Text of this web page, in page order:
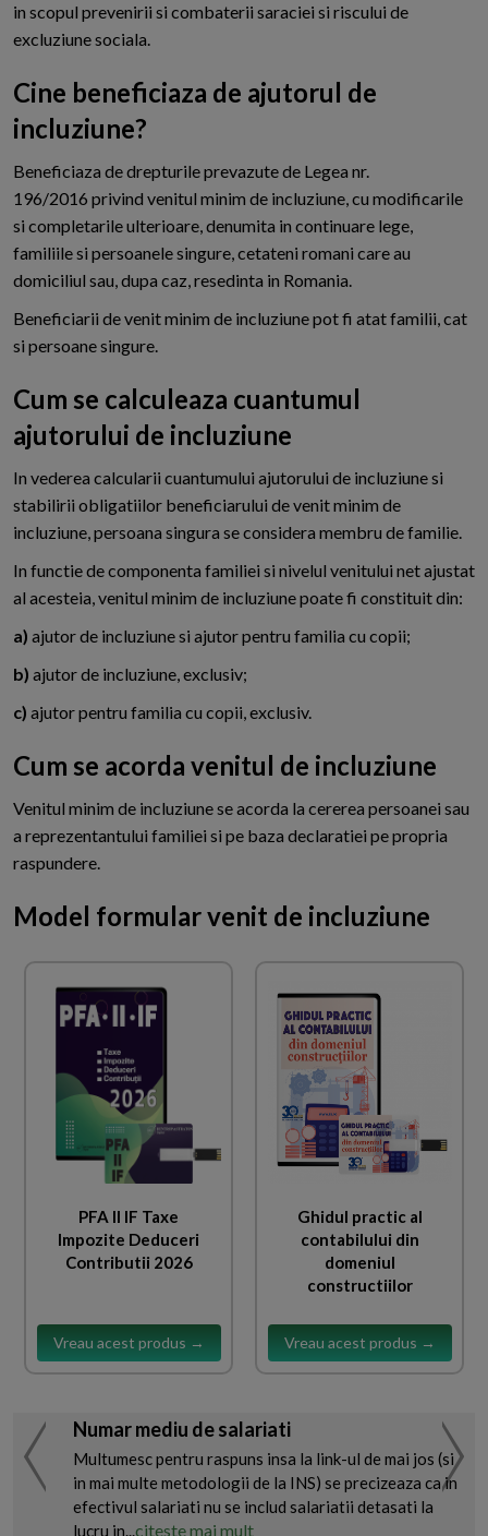
in scopul prevenirii si combaterii saraciei si riscului de
excluziune sociala.
Cine beneficiaza de ajutorul de
incluziune?
Beneficiaza de drepturile prevazute de Legea nr.
196/2016 privind venitul minim de incluziune, cu modificarile
si completarile ulterioare, denumita in continuare lege,
familiile si persoanele singure, cetateni romani care au
domiciliul sau, dupa caz, resedinta in Romania.
Beneficiarii de venit minim de incluziune pot fi atat familii, cat
si persoane singure.
Cum se calculeaza cuantumul
ajutorului de incluziune
In vederea calcularii cuantumului ajutorului de incluziune si
stabilirii obligatiilor beneficiarului de venit minim de
incluziune, persoana singura se considera membru de familie.
In functie de componenta familiei si nivelul venitului net ajustat
al acesteia, venitul minim de incluziune poate fi constituit din:
a) ajutor de incluziune si ajutor pentru familia cu copii;
b) ajutor de incluziune, exclusiv;
c) ajutor pentru familia cu copii, exclusiv.
Cum se acorda venitul de incluziune
Venitul minim de incluziune se acorda la cererea persoanei sau
a reprezentantului familiei si pe baza declaratiei pe propria
raspundere.
Model formular venit de incluziune
PFA II IF Taxe
Impozite Deduceri
Contributii 2026
Vreau acest produs →
Ghidul practic al
contabilului din
domeniul
constructiilor
Vreau acest produs →
Numar mediu de salariati
Multumesc pentru raspuns insa la link-ul de mai jos (si
in mai multe metodologii de la INS) se precizeaza ca in
efectivul salariati nu se includ salariatii detasati la
lucru in...citeste mai mult